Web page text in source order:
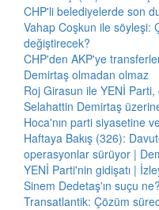
CHP'li belediyelerde son
Vahap Coşkun ile söyleşi:
değiştirecek?
CHP'den AKP'ye
Demirtaş olmadan olmaz
Roj Girasun ile YENİ
Selahattin Demirtaş
Hoca'nın parti siyasetine
Haftaya Bakış (326):
operasyonlar sürüyor |
YENİ Parti'nin gidişatı |
Sinem Dedetaş'ın suçu ne?
Transatlantik: Çözüm